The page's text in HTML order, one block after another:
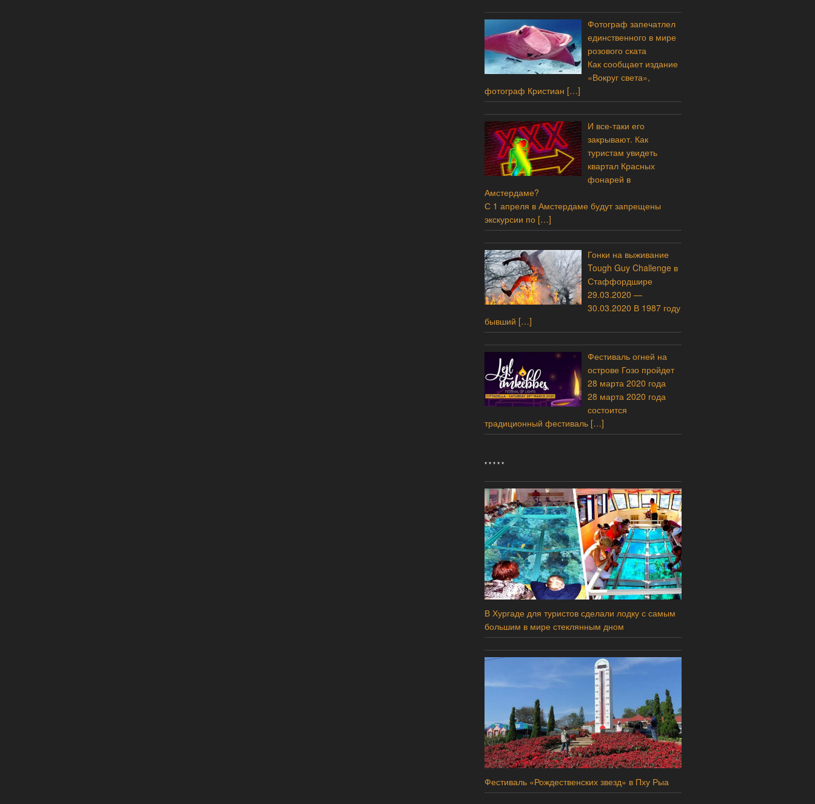
Фотограф запечатлел
единственного в мире
розового ската
Как сообщает издание
«Вокруг света»,
фотограф Кристиан […]
И все-таки его
закрывают. Как
туристам увидеть
квартал Красных
фонарей в
Амстердаме?
С 1 апреля в Амстердаме будут запрещены
экскурсии по […]
Гонки на выживание
Tough Guy Challenge в
Стаффордшире
29.03.2020 —
30.03.2020 В 1987 году
бывший […]
Фестиваль огней на
острове Гозо пройдет
28 марта 2020 года
28 марта 2020 года
состоится
традиционный фестиваль […]
* * * * *
В Хургаде для туристов сделали лодку с самым
большим в мире стеклянным дном
Фестиваль «Рождественских звезд» в Пху Рыа